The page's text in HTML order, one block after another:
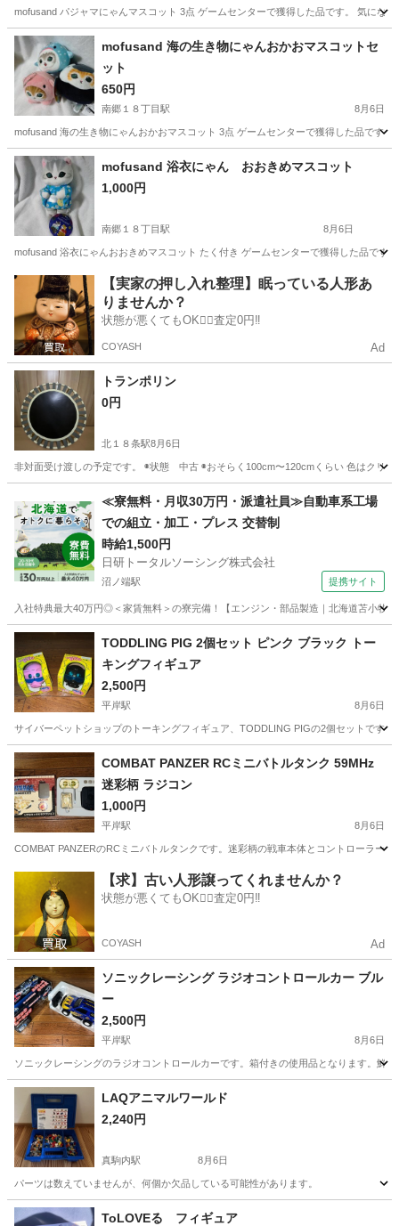
mofusand パジャマにゃんマスコット 3点 ゲームセンターで獲得した品です。 気にな
北海道 札幌市 南郷１８丁目駅 おもちゃ マスコット
mofusand 海の生き物にゃんおかおマスコットセ
ット
650円
南郷１８丁目駅 8月6日
mofusand 海の生き物にゃんおかおマスコット 3点 ゲームセンターで獲得した品です
北海道 札幌市 南郷１８丁目駅 おもちゃ 生き物
mofusand 浴衣にゃん おおきめマスコット
1,000円
南郷１８丁目駅 8月6日
mofusand 浴衣にゃんおおきめマスコット たく付き ゲームセンターで獲得した品です
北海道 札幌市 南郷１８丁目駅 おもちゃ
【実家の押し入れ整理】眠っている人形あ
りませんか？
状態が悪くてもOK🙆‍♀️査定0円‼️
COYASH Ad
トランポリン
0円
北１８条駅8月6日
非対面受け渡しの予定です。 ◉状態 中古 ◉おそらく100cm〜120cmくらい 色はクリ
北１８条駅 その他
≪寮無料・月収30万円・派遣社員≫自動車系工場
での組立・加工・プレス 交替制
時給1,500円
日研トータルソーシング株式会社
沼ノ端駅 提携サイト
入社特典最大40万円◎＜家賃無料＞の寮完備！【エンジン・部品製造｜北海道苫小牧
北海道 苫小牧市 その他
TODDLING PIG 2個セット ピンク ブラック トー
キングフィギュア
2,500円
平岸駅 8月6日
サイバーペットショップのトーキングフィギュア、TODDLING PIGの2個セットです
北海道 札幌市 ピンク
COMBAT PANZER RCミニバトルタンク 59MHz
迷彩柄 ラジコン
1,000円
平岸駅 8月6日
COMBAT PANZERのRCミニバトルタンクです。迷彩柄の戦車本体とコントローラー
平岸駅 ラジコン 迷彩
【求】古い人形譲ってくれませんか？
状態が悪くてもOK🙆‍♀️査定0円‼️
COYASH Ad
ソニックレーシング ラジオコントロールカー ブル
ー
2,500円
平岸駅 8月6日
ソニックレーシングのラジオコントロールカーです。箱付きの使用品となります。鮮
北海道 札幌市 LAQアニマルワールド
2,240円
真駒内駅 8月6日
パーツは数えていませんが、何個か欠品している可能性があります。
北海道 札幌市 真駒内駅 おもちゃ
ToLOVEる フィギュア